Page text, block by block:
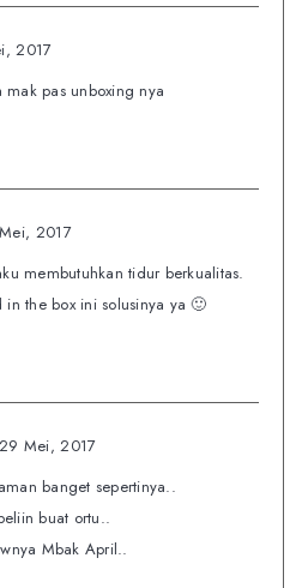
2017
mak pas unboxing nya
2017
membutuhkan tidur berkualitas.
in the box ini solusinya ya 🙂
Mei, 2017
banget sepertinya..
buat ortu..
Mbak April..